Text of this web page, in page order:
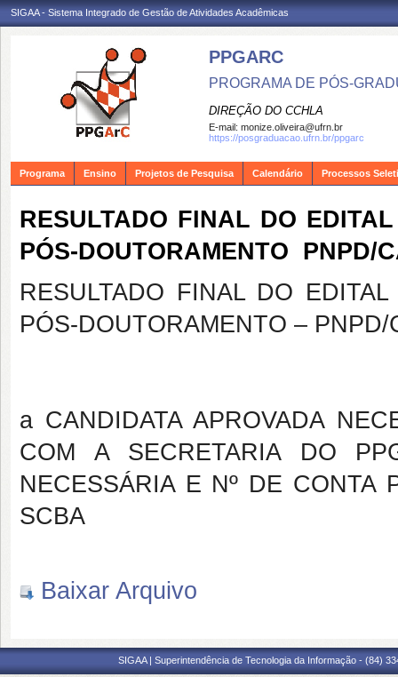
SIGAA - Sistema Integrado de Gestão de Atividades Acadêmicas
PPGARC
PROGRAMA DE PÓS-
DIREÇÃO DO CCHLA
E-mail: monize.oliveira@ufrn.br
https://posgraduacao.ufrn.br/ppgarc
Programa Ensino Projetos de Pesquisa Calendário Processos
RESULTADO FINAL DO
PÓS-DOUTORAMENTO  PNPD/
RESULTADO FINAL DO
PÓS-DOUTORAMENTO –
a CANDIDATA APROVADA
COM A SECRETARIA DO
NECESSÁRIA E Nº DE CONTA
SCBA
Baixar Arquivo
SIGAA | Superintendência de Tecnologia da Informação - (84)